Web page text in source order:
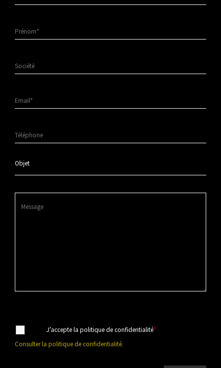
Objet
J’accepte la politique de confidentialité*
Consulter la politique de confidentialité.